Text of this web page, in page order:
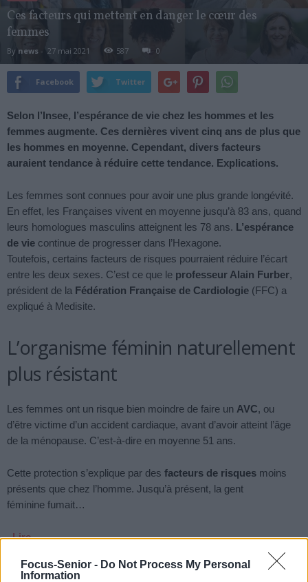
Focus-Senior - Do Not Process My Personal
Information
Ces facteurs qui mettent en danger le cœur des
femmes
By news - 27 mai 2021 587 0
Facebook Twitter
Selon l’Insee, l’espérance de vie chez les hommes et les
femmes augmente. Ces dernières vivent cinq ans de plus que
les hommes en moyenne. Cependant, divers facteurs
auraient tendance à réduire cette tendance. Explications.
Les femmes sont connues pour avoir une plus grande longévité.
En effet, les Françaises vivent en moyenne jusqu’à 83 ans, quand
leurs homologues masculins atteignent les 78 ans. L’espérance
de vie continue de progresser dans l’Hexagone.
Toutefois, certains facteurs de risques pourraient réduire l’écart
entre les deux sexes. C’est ce que le professeur Alain Furber,
président de la Fédération Française de Cardiologie (FFC) a
expliqué à Medisite.
L’organisme féminin naturellement
plus résistant
Les femmes ont un risque bien moindre de faire un AVC, ou
d’être victime d’un accident cardiaque, avant d’avoir atteint l’âge
de la ménopause. C’est-à-dire en moyenne 51 ans.
Cette protection s’explique par des facteurs de risques moins
présents que chez l’homme. Jusqu’à présent, la gent
féminine fumait…
Lire…
TAGS FACTEUR DE RISQUE LONGÉVITÉ MALADIES CARDIAQUES